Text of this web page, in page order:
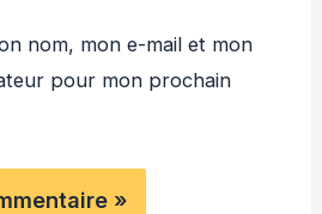
nom, mon e-mail et mon
pour mon prochain